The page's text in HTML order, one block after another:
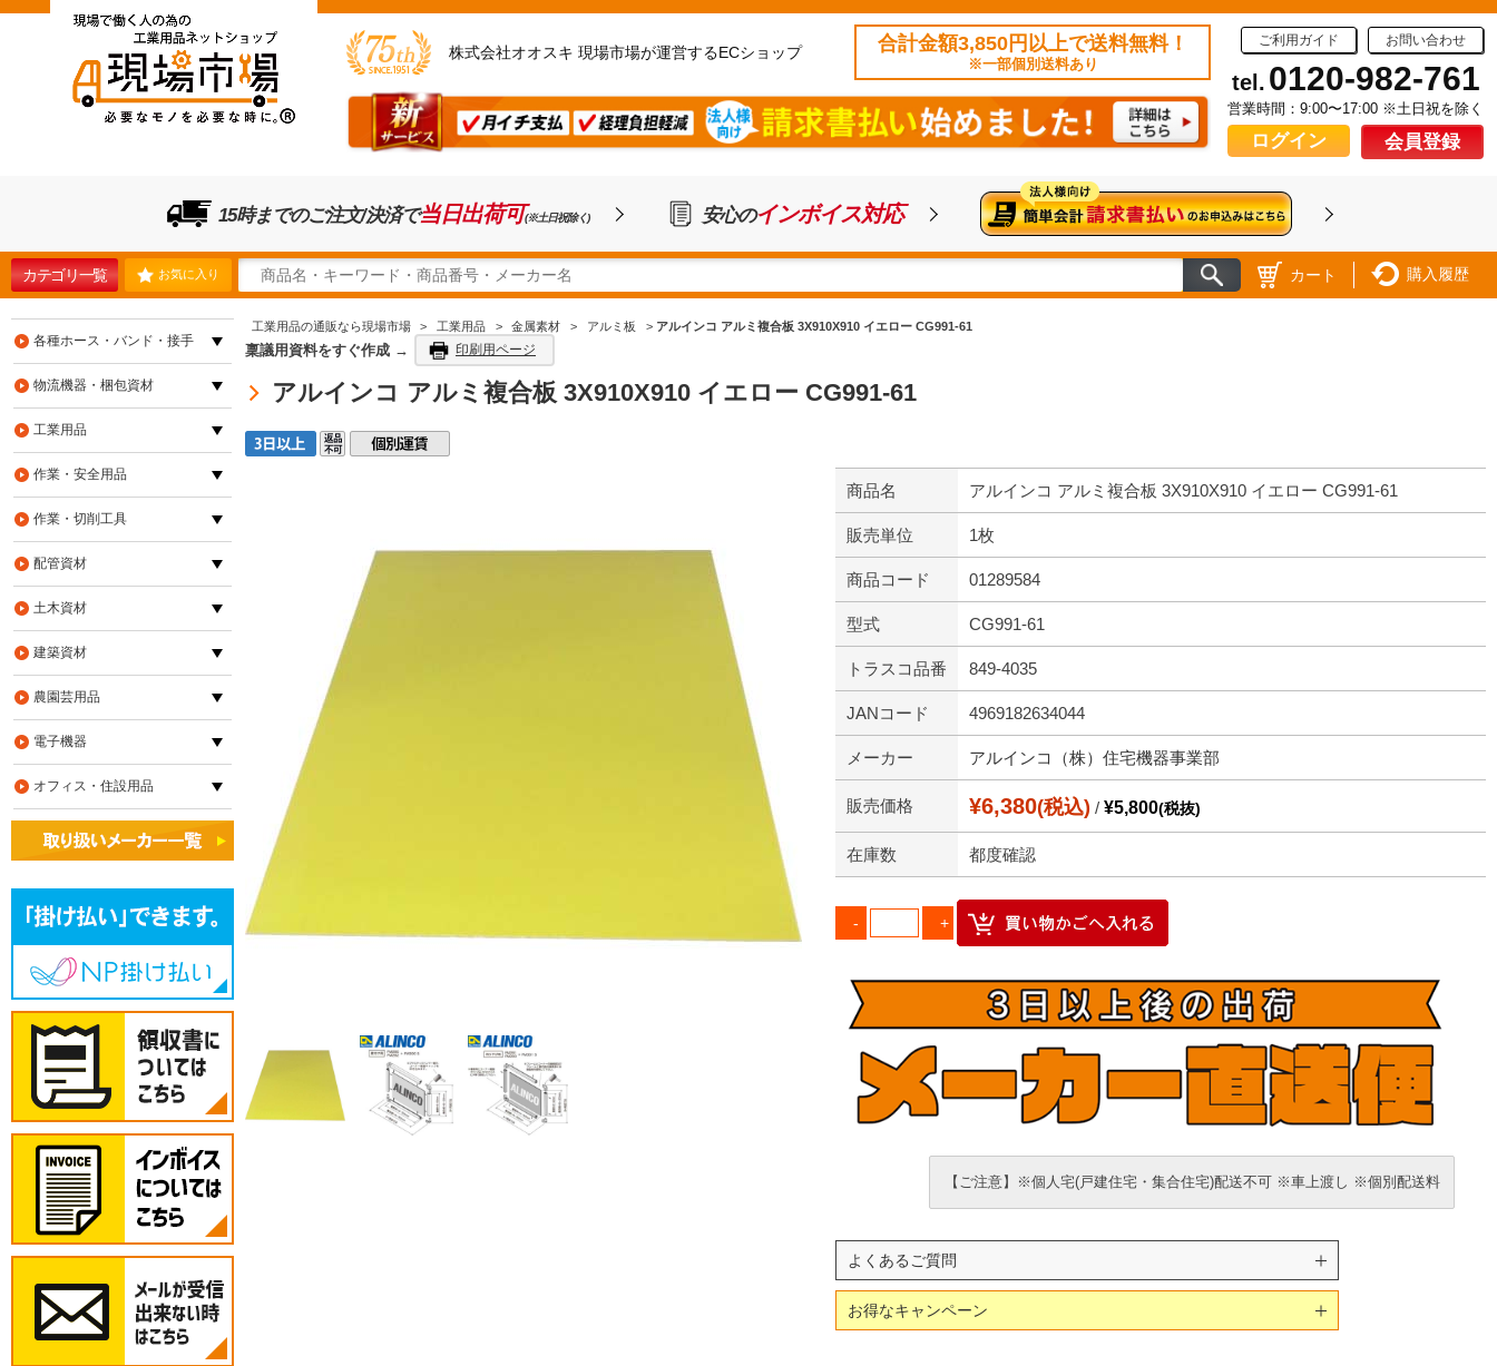
株式会社オオスキ 現場市場が運営するECショップ 合計金額3,850円以上で送料無料！
※一部個別送料あり
ご利用ガイド お問い合わせ
tel. 0120-982-761
営業時間：9:00〜17:00 ※土日祝を除く
ログイン 会員登録
15時までのご注文/決済で当日出荷可(※土日祝除く) 安心のインボイス対応
カテゴリ一覧 お気に入り カート 購入履歴
工業用品の通販なら現場市場 > 工業用品 > 金属素材 > アルミ板 > アルインコ アルミ複合板 3X910X910 イエロー CG991-61
稟議用資料をすぐ作成 → 印刷用ページ
アルインコ アルミ複合板 3X910X910 イエロー CG991-61
商品名 アルインコ アルミ複合板 3X910X910 イエロー CG991-61
販売単位 1枚
商品コード 01289584
型式 CG991-61
トラスコ品番 849-4035
JANコード 4969182634044
メーカー アルインコ（株）住宅機器事業部
販売価格 ¥6,380(税込) / ¥5,800(税抜)
在庫数 都度確認
【ご注意】※個人宅(戸建住宅・集合住宅)配送不可 ※車上渡し ※個別配送料
よくあるご質問
お得なキャンペーン
各種ホース・バンド・接手
物流機器・梱包資材
工業用品
作業・安全用品
作業・切削工具
配管資材
土木資材
建築資材
農園芸用品
電子機器
オフィス・住設用品